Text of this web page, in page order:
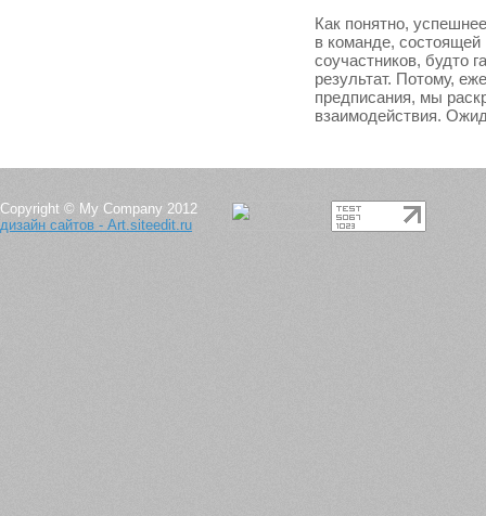
Как понятно,
в команде,
соучастников, будто
результат. Потому,
предписания, мы
взаимодействия.
Copyright © My Company 2012
дизайн сайтов - Art.siteedit.ru